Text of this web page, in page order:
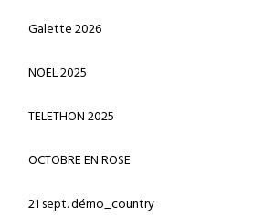
Galette 2026
NOËL 2025
TELETHON 2025
OCTOBRE EN ROSE
21 sept. démo_country